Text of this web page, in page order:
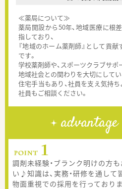
≪薬局について≫
薬局開設から50年、地域医療に根
指しており、
『地域のホーム薬剤師』として貢
です。
学校薬剤師や、スポーツクラブサポ
地域社会との関わりを大切にしてい
住宅手当もあり、社員を支え気持
社員もご相談ください。
advantage
調剤未経験・ブランク明けの方
い♪知識は、実務・研修を通して
物面重視での採用を行っておりま